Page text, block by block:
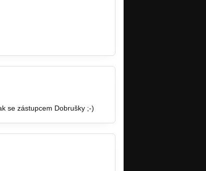
se zástupcem Dobrušky ;-)